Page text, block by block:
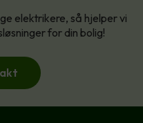
elektrikere, så hjelper vi
for din bolig!